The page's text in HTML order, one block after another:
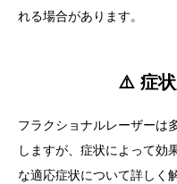
れる場合があります。
⚠️ 症状
フラクショナルレーザーは
しますが、症状によって効
な適応症状について詳しく